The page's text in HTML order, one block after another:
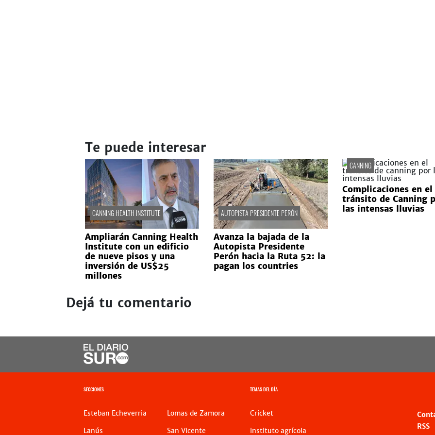
Te puede interesar
CANNING HEALTH INSTITUTE
Ampliarán Canning Health
Institute con un edificio
de nueve pisos y una
inversión de US$25
millones
AUTOPISTA PRESIDENTE PERÓN
Avanza la bajada de la
Autopista Presidente
Perón hacia la Ruta 52: la
pagan los countries
CANNING
Complicaciones en el
tránsito de Canning
las intensas lluvias
Dejá tu comentario
SECCIONES
Esteban Echeverria
Lanús
Lomas de Zamora
San Vicente
TEMAS DEL DÍA
Cricket
instituto agrícola
RSS